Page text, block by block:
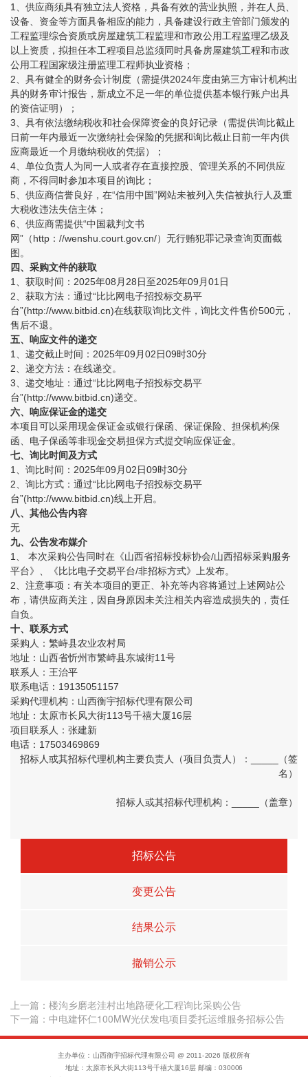
1、供应商须具有独立法人资格，具备有效的营业执照，并在人员、
设备、资金等方面具备相应的能力，具备建设行政主管部门颁发的
工程监理综合资质或房屋建筑工程监理和市政公用工程监理乙级及
以上资质，拟担任本工程项目总监须同时具备房屋建筑工程和市政
公用工程国家级注册监理工程师执业资格；
2、具有健全的财务会计制度（需提供2024年度由第三方审计机构出
具的财务审计报告，新成立不足一年的单位提供基本银行账户出具
的资信证明）；
3、具有依法缴纳税收和社会保障资金的良好记录（需提供询比截止
日前一年内最近一次缴纳社会保险的凭据和询比截止日前一年内供
应商最近一个月缴纳税收的凭据）；
4、单位负责人为同一人或者存在直接控股、管理关系的不同供应
商，不得同时参加本项目的询比；
5、供应商信誉良好，在“信用中国”网站未被列入失信被执行人及重
大税收违法失信主体；
6、供应商需提供“中国裁判文书
网”（http：//wenshu.court.gov.cn/）无行贿犯罪记录查询页面截
图。
四、采购文件的获取
1、获取时间：2025年08月28日至2025年09月01日
2、获取方法：通过“比比网电子招投标交易平
台”(http://www.bitbid.cn)在线获取询比文件，询比文件售价500元，
售后不退。
五、 响应文件的递交
1、递交截止时间：2025年09月02日09时30分
2、递交方法：在线递交。
3、递交地址：通过“比比网电子招投标交易平
台”(http://www.bitbid.cn)递交。
六、 响应保证金的递交
本项目可以采用现金保证金或银行保函、保证保险、担保机构保
函、电子保函等非现金交易担保方式提交响应保证金。
七、 询比时间及方式
1、询比时间：2025年09月02日09时30分
2、询比方式：通过“比比网电子招投标交易平
台”(http://www.bitbid.cn)线上开启。
八、 其他公告内容
无
九、公告发布媒介
1、 本次采购公告同时在《山西省招标投标协会/山西招标采购服务
平台》、《比比电子交易平台/非招标方式》上发布。
2、注意事项：有关本项目的更正、补充等内容将通过上述网站公
布，请供应商关注，因自身原因未关注相关内容造成损失的，责任
自负。
十、联系方式
采购人：繁峙县农业农村局
地址：山西省忻州市繁峙县东城街11号
联系人：王治平
联系电话：19135051157
采购代理机构：山西衡宇招标代理有限公司
地址：太原市长风大街113号千禧大厦16层
项目联系人：张建新
电话：17503469869
招标人或其招标代理机构主要负责人（项目负责人）：_____（签
名）
招标人或其招标代理机构：_____（盖章）
招标公告
变更公告
结果公示
撤销公示
上一篇： 楼沟乡磨老洼村出地路硬化工程询比采购公告
下一篇：中电建怀仁100MW光伏发电项目委托运维服务招标公告
主办单位：山西衡宇招标代理有限公司 @ 2011-2026 版权所有
地址：太原市长风大街113号千禧大厦16层 邮编：030006